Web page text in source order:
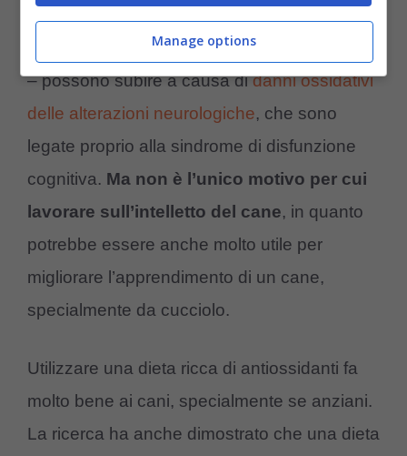
I cani infatti – sempre come noi esseri umani
– possono subire a causa didanni ossidativi
delle alterazioni neurologiche, che sono
legate proprio alla sindrome di disfunzione
cognitiva. Ma non è l’unico motivo per cui
lavorare sull’intelletto del cane, in quanto
potrebbe essere anche molto utile per
migliorare l’apprendimento di un cane,
specialmente da cucciolo.
Utilizzare una dieta ricca di antiossidanti fa
molto bene ai cani, specialmente se anziani.
La ricerca ha anche dimostrato che una dieta
Manage options